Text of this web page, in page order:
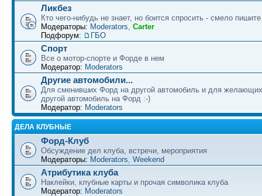
Ликбез
Кто чего-нибудь не знает, но боится спросить - смело
Модераторы: Moderators Carter
Подфорум:
ГБО
Спорт
Все о мотор-спорте и Форде в нем
Модератор: Moderators
Другие автомобили...
Для сменивших Форд на другой автомобиль и для
другой автомобиль на Форд :-)
Модератор: Moderators
ДЕЛА КЛУБНЫЕ
Форд-Клуб
Обсуждение дел клуба, встречи, мероприятия
Модераторы: Moderators Weekend
Атрибутика клуба
Наклейки, клубные карты и прочая символика клуба
Модератор: Moderators